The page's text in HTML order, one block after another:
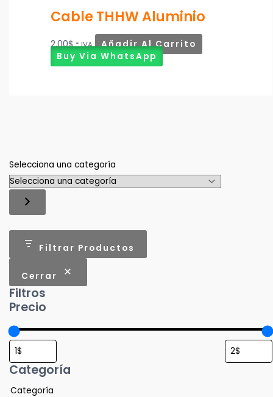
Selecciona una categoría
Filtrar Productos
Cerrar
Filtros
Precio
Categoría
Categoría
Cable THHW Aluminio
2,00$ * IVA
Añadir Al Carrito
Buy Via WhatsApp